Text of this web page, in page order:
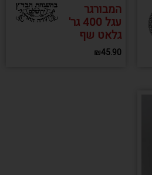
המבורגר
עגל 400 גר'
גלאט שף
₪45.90